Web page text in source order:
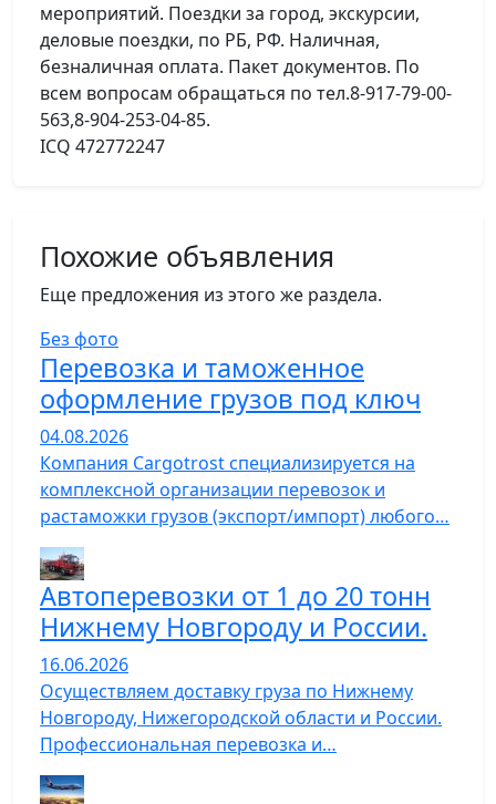
мероприятий. Поездки за город, экскурсии,
деловые поездки, по РБ, РФ. Наличная,
безналичная оплата. Пакет документов. По
всем вопросам обращаться по тел.8-917-79-00-
563,8-904-253-04-85.
ICQ 472772247
Похожие объявления
Еще предложения из этого же раздела.
Без фото
Перевозка и таможенное
оформление грузов под ключ
04.08.2026
Компания Cargotrost специализируется на
комплексной организации перевозок и
растаможки грузов (экспорт/импорт) любого…
Автоперевозки от 1 до 20 тонн
Нижнему Новгороду и России.
16.06.2026
Осуществляем доставку груза по Нижнему
Новгороду, Нижегородской области и России.
Профессиональная перевозка и…